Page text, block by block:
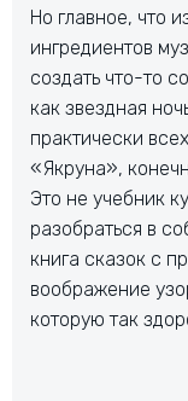
Но главное, что
ингредиентов
создать что-то
как звездная
практически
«Якруна»,
Это не учебник
разобраться в
книга сказок с
воображение
которую так